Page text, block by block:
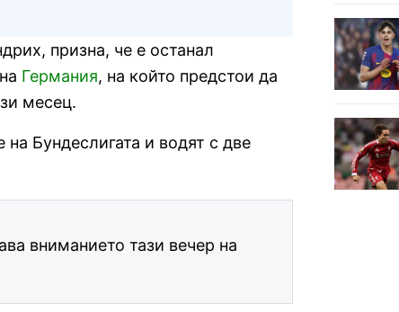
призна, че е останал
Германия, на който предстои да
месец.
Бундеслигата и водят с две
вниманието тази вечер на